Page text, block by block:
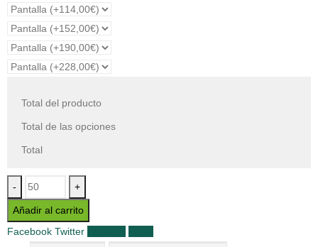
Total del producto
Total de las opciones
Total
- +
Añadir al carrito
Facebook Twitter